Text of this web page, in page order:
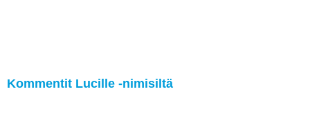
Kommentit Lucille -nimisiltä